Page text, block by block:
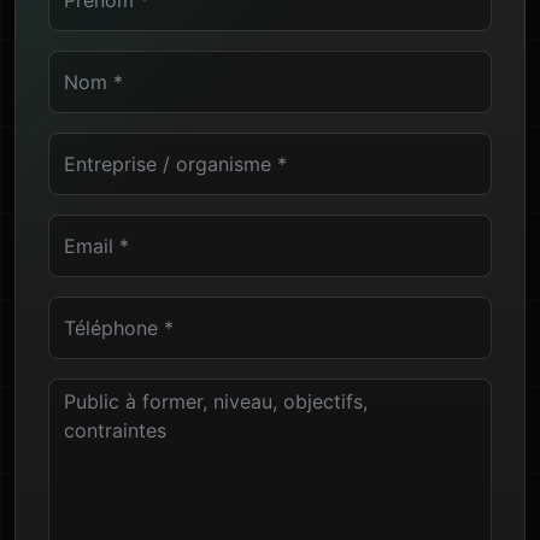
Nom
Entreprise ou organisme
Email professionnel
Téléphone
Public à former, niveau, objectifs et contraintes